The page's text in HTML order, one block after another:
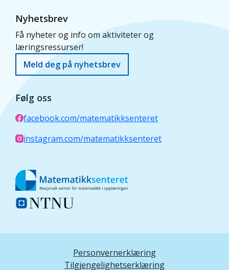
Nyhetsbrev
Få nyheter og info om aktiviteter og
læringsressurser!
Meld deg på nyhetsbrev
Følg oss
facebook.com/matematikksenteret
instagram.com/matematikksenteret
Personvernerklæring
Tilgjengelighetserklæring